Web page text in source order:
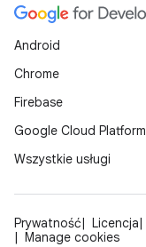
Android
Chrome
Firebase
Google Cloud Platform
Wszystkie usługi
Prywatność Licencja
Manage cookies